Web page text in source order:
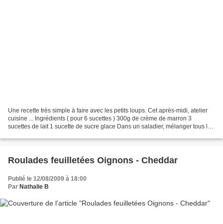
Une recette très simple à faire avec les petits loups. Cet après-midi, atelier
cuisine ... Ingrédients ( pour 6 sucettes ) 300g de crème de marron 3
sucettes de lait 1 sucette de sucre glace Dans un saladier, mélanger tous les
Roulades feuilletées Oignons - Cheddar
Publié le 12/08/2009 à 18:00
Par Nathalie B